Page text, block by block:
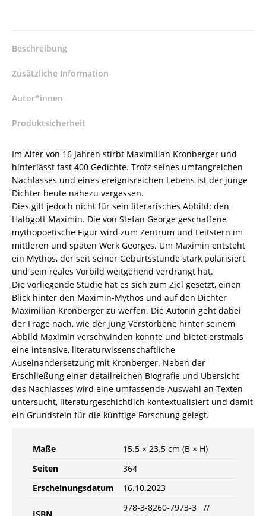
–
Gremm
ISBN
/
3-
8260-
7973-
3
/
978-
3-
8260-
7973-
3
Menge
Beschreibung
Zusätzliche Information
Autor*innen
Produktsicherheit
Im Alter von 16 Jahren stirbt Maximilian Kronberger und
hinterlässt fast 400 Gedichte. Trotz seines umfangreichen
Nachlasses und eines ereignisreichen Lebens ist der junge
Dichter heute nahezu vergessen.
Dies gilt jedoch nicht für sein literarisches Abbild: den
Halbgott Maximin. Die von Stefan George geschaffene
mythopoetische Figur wird zum Zentrum und Leitstern im
mittleren und späten Werk Georges. Um Maximin entsteht
ein Mythos, der seit seiner Geburtsstunde stark polarisiert
und sein reales Vorbild weitgehend verdrängt hat.
Die vorliegende Studie hat es sich zum Ziel gesetzt, einen
Blick hinter den Maximin-Mythos und auf den Dichter
Maximilian Kronberger zu werfen. Die Autorin geht dabei
der Frage nach, wie der jung Verstorbene hinter seinem
Abbild Maximin verschwinden konnte und bietet erstmals
eine intensive, literaturwissenschaftliche
Auseinandersetzung mit Kronberger. Neben der
Erschließung einer detailreichen Biografie und Übersicht
des Nachlasses wird eine umfassende Auswahl an Texten
untersucht, literaturgeschichtlich kontextualisiert und damit
ein Grundstein für die künftige Forschung gelegt.
Maße
15.5 × 23.5 cm (B × H)
Seiten
364
Erscheinungsdatum
16.10.2023
978-3-8260-7973-3 //